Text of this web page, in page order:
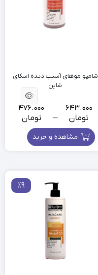
شامپو موهای آسیب دیده اسکای
شاین
643.000
تومان
–
476.000
تومان
مشاهده و خرید
٪9